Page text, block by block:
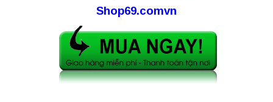
Shop69.comvn